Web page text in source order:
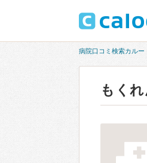
病院口コミ検索カルー
もく